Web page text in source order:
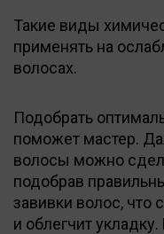
Такие виды
применять на
волосах.
Подобрать
поможет мастер.
волосы можно
подобрав
завивки волос,
и облегчит